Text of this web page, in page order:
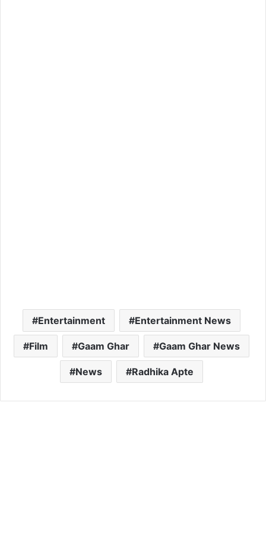
Entertainment Entertainment News
Film Gaam Ghar Gaam Ghar News
News Radhika Apte